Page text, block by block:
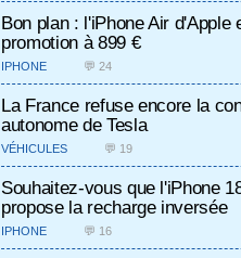
Bon plan : l'iPhone Air d'Apple
promotion à 899 €
IPHONE 💬 24
La France refuse encore la
autonome de Tesla
VÉHICULES 💬 19
Souhaitez-vous que l'iPhone
propose la recharge inversée
IPHONE 💬 16